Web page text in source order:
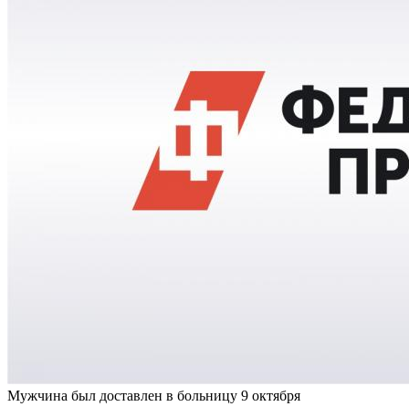
Мужчина был доставлен в больницу 9 октября